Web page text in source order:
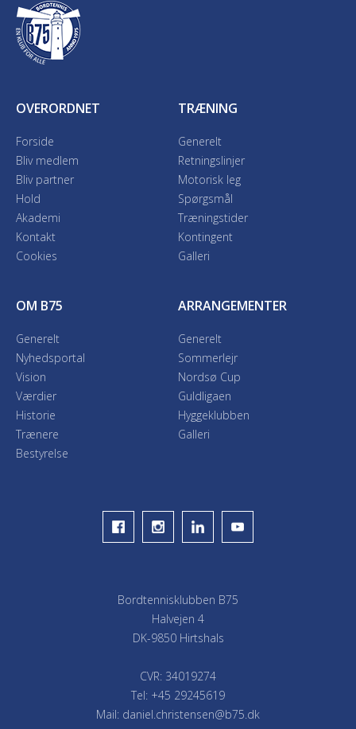
OVERORDNET
Forside
Bliv medlem
Bliv partner
Hold
Akademi
Kontakt
Cookies
TRÆNING
Generelt
Retningslinjer
Motorisk leg
Spørgsmål
Træningstider
Kontingent
Galleri
OM B75
Generelt
Nyhedsportal
Vision
Værdier
Historie
Trænere
Bestyrelse
ARRANGEMENTER
Generelt
Sommerlejr
Nordsø Cup
Guldligaen
Hyggeklubben
Galleri
Bordtennisklubben B75
Halvejen 4
DK-9850 Hirtshals
CVR: 34019274
Tel: +45 29245619
Mail: daniel.christensen@b75.dk